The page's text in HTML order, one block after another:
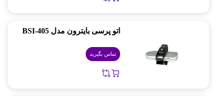
اتو پرسی بایترون مدل BSI-405
تماس بگیرید